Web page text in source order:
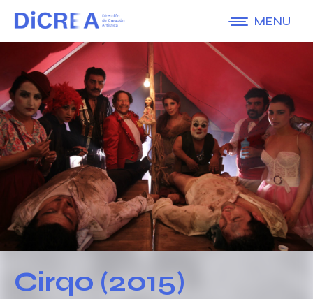
MENU
Cirqo (2015)